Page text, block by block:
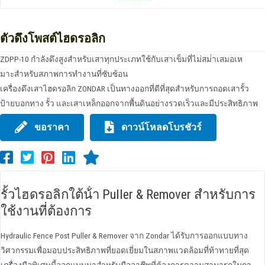
ตัวดึงโพสต์ไฮดรอลิก
ZDPP-10 กําลังดึงสูงสําหรับเสาทุกประเภทใช้กับเสาเข็มที่ไม่สม่ําเสมอเห
มาะสําหรับสภาพการทํางานที่ซับซ้อน
เครื่องดึงเสาไฮดรอลิก ZONDAR เป็นทางออกที่ดีที่สุดสําหรับการถอดเสารั้ว
ป้ายบอกทาง รั้ว และเสาเหล็กออกจากพื้นดินอย่างรวดเร็วและมีประสิทธิภาพ
ขอราคา ดาวน์โหลดโบรชัวร์
รั้วไฮดรอลิกใต้น้ํา Puller & Remover สําหรับการ
ใช้งานที่ต้องการ
Hydraulic Fence Post Puller & Remover จาก Zondar ได้รับการออกแบบทาง
วิศวกรรมเพื่อมอบประสิทธิภาพที่ยอดเยี่ยมในสภาพแวดล้อมที่ท้าทายที่สุด